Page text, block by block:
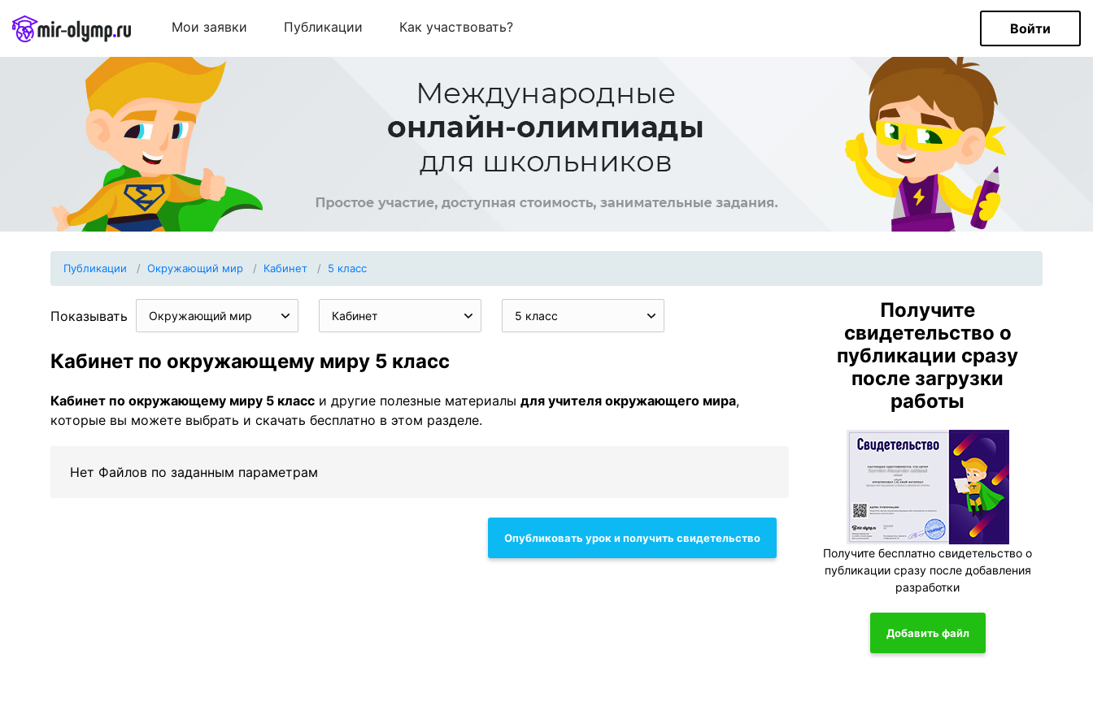
Мои заявки Публикации Как участвовать? Войти
Публикации Окружающий мир Кабинет 5 класс
Показывать Окружающий мир Кабинет 5 класс
Кабинет по окружающему миру 5 класс
Кабинет по окружающему миру 5 класс и другие полезные материалы для учителя окружающего мира,
которые вы можете выбрать и скачать бесплатно в этом разделе.
Нет Файлов по заданным параметрам
Опубликовать урок и получить свидетельство
Получите
свидетельство о
публикации сразу
после загрузки
работы
Получите бесплатно свидетельство о
публикации сразу после добавления
разработки
Добавить файл